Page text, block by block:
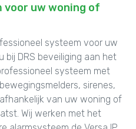
uw woning of
systeem voor uw
bij DRS beveiliging aan het
systeem met
sirenes,
van uw woning of
Wij werken met het